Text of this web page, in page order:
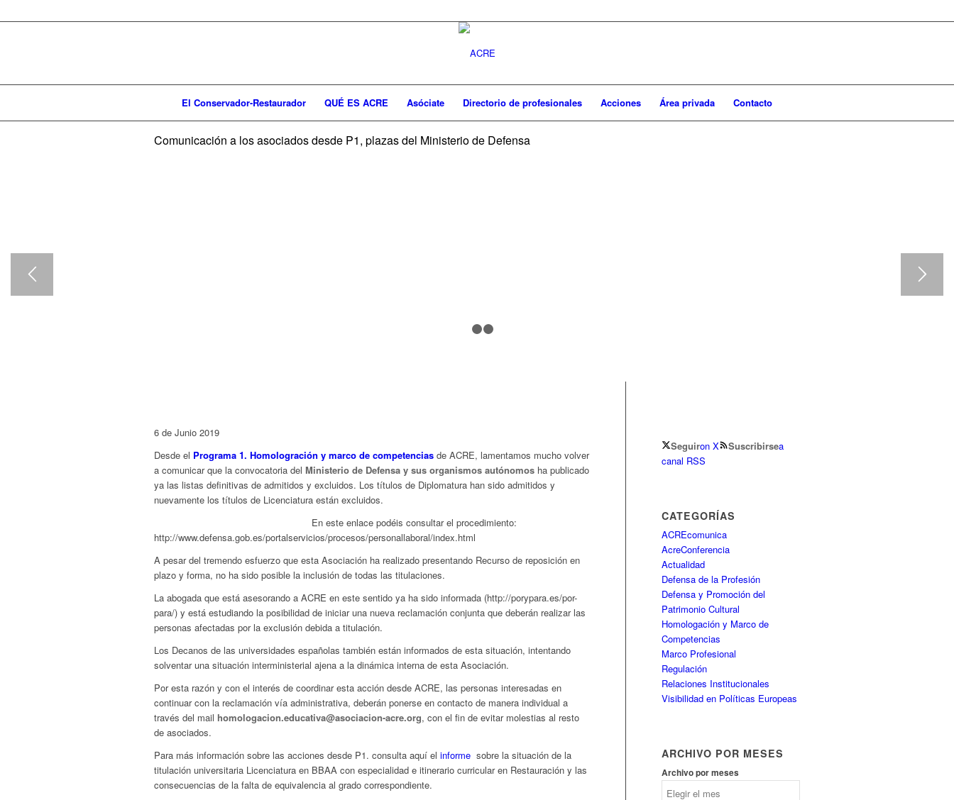
El Conservador-Restaurador QUÉ ES ACRE Asóciate Directorio de profesionales Acciones Área privada Contacto
Comunicación a los asociados desde P1, plazas del Ministerio de Defensa
6 de Junio 2019
Desde el Programa 1. Homologración y marco de competencias de ACRE, lamentamos mucho volver
a comunicar que la convocatoria del Ministerio de Defensa y sus organismos autónomos ha publicado
ya las listas definitivas de admitidos y excluidos. Los títulos de Diplomatura han sido admitidos y
nuevamente los títulos de Licenciatura están excluidos.
En este enlace podéis consultar el procedimiento:
http://www.defensa.gob.es/portalservicios/procesos/personallaboral/index.html
A pesar del tremendo esfuerzo que esta Asociación ha realizado presentando Recurso de reposición en
plazo y forma, no ha sido posible la inclusión de todas las titulaciones.
La abogada que está asesorando a ACRE en este sentido ya ha sido informada (http://porypara.es/por-
para/) y está estudiando la posibilidad de iniciar una nueva reclamación conjunta que deberán realizar las
personas afectadas por la exclusión debida a titulación.
Los Decanos de las universidades españolas también están informados de esta situación, intentando
solventar una situación interministerial ajena a la dinámica interna de esta Asociación.
Por esta razón y con el interés de coordinar esta acción desde ACRE, las personas interesadas en
continuar con la reclamación vía administrativa, deberán ponerse en contacto de manera individual a
través del mail homologacion.educativa@asociacion-acre.org, con el fin de evitar molestias al resto
de asociados.
Para más información sobre las acciones desde P1. consulta aquí el informe sobre la situación de la
titulación universitaria Licenciatura en BBAA con especialidad e itinerario curricular en Restauración y las
consecuencias de la falta de equivalencia al grado correspondiente.
Seguiron X Suscribirsea
canal RSS
CATEGORÍAS
ACREcomunica
AcreConferencia
Actualidad
Defensa de la Profesión
Defensa y Promoción del
Patrimonio Cultural
Homologación y Marco de
Competencias
Marco Profesional
Regulación
Relaciones Institucionales
Visibilidad en Políticas Europeas
ARCHIVO POR MESES
Archivo por meses